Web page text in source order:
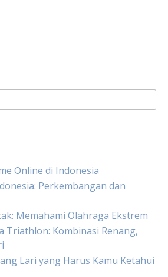
Online di Indonesia
Perkembangan dan
Memahami Olahraga Ekstrem
Triathlon: Kombinasi Renang,
Lari yang Harus Kamu Ketahui